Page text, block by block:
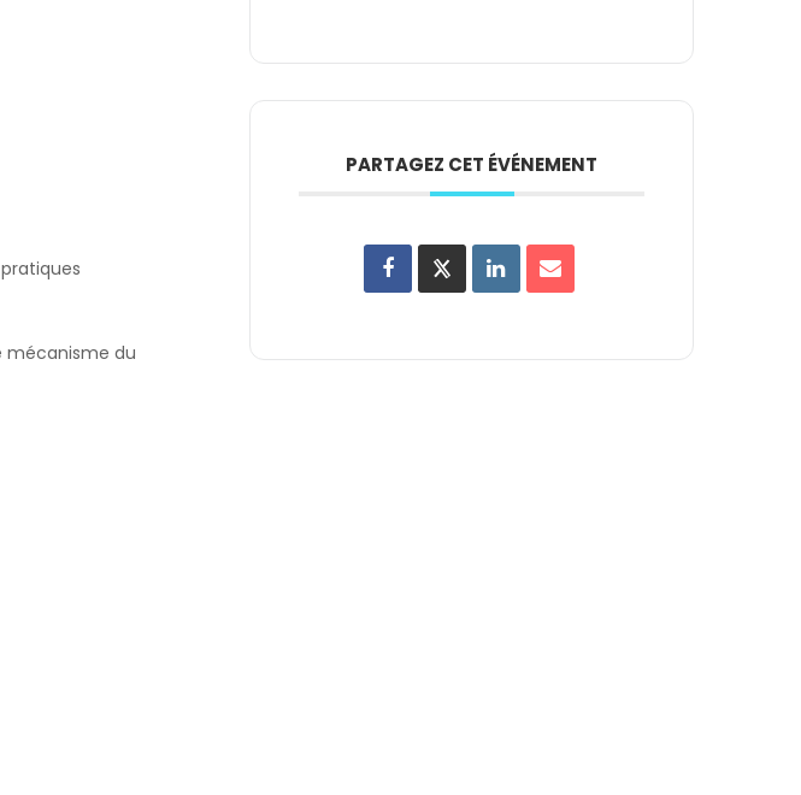
mécanisme du
PARTAGEZ CET ÉVÉNEMENT